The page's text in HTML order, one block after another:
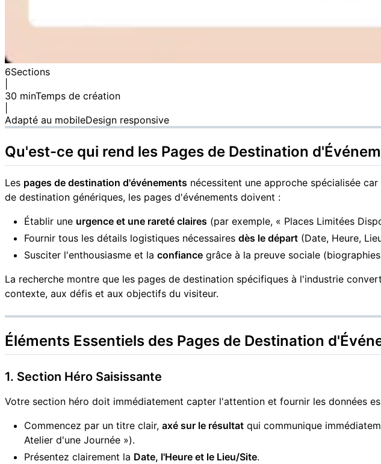
6Sections
30 minTemps de création
Adapté au mobileDesign responsive
Qu'est-ce qui rend les Pages de Destination
Les pages de destination d'événements nécessitent une approche spécialisée
de destination génériques, les pages d'événements doivent :
Établir une urgence et une rareté claires (par exemple, « Places Limitées
Fournir tous les détails logistiques nécessaires dès le départ (Date, Heure,
Susciter l'enthousiasme et la confiance grâce à la preuve sociale
La recherche montre que les pages de destination spécifiques à l'industrie
contexte, aux défis et aux objectifs du visiteur.
Éléments Essentiels des Pages de Destination
1. Section Héro Saisissante
Votre section héro doit immédiatement capter l'attention et fournir les données
Commencez par un titre clair, axé sur le résultat qui communique
Atelier d'une Journée »).
Présentez clairement la Date, l'Heure et le Lieu/Site.